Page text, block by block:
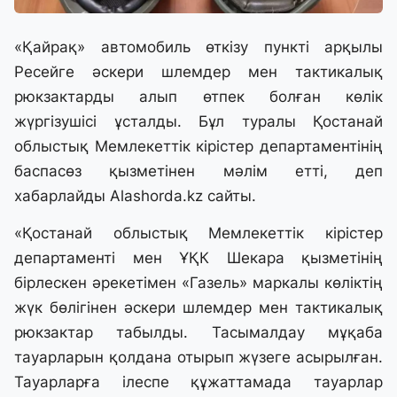
«Қайрақ» автомобиль өткізу пункті арқылы
Ресейге әскери шлемдер мен тактикалық
рюкзактарды алып өтпек болған көлік
жүргізушісі ұсталды. Бұл туралы Қостанай
облыстық Мемлекеттік кірістер департаментінің
баспасөз қызметінен мәлім етті, деп
хабарлайды Alashorda.kz сайты.
«Қостанай облыстық Мемлекеттік кірістер
департаменті мен ҰҚК Шекара қызметінің
бірлескен әрекетімен «Газель» маркалы көліктің
жүк бөлігінен әскери шлемдер мен тактикалық
рюкзактар табылды. Тасымалдау мұқаба
тауарларын қолдана отырып жүзеге асырылған.
Тауарларға ілеспе құжаттамада тауарлар